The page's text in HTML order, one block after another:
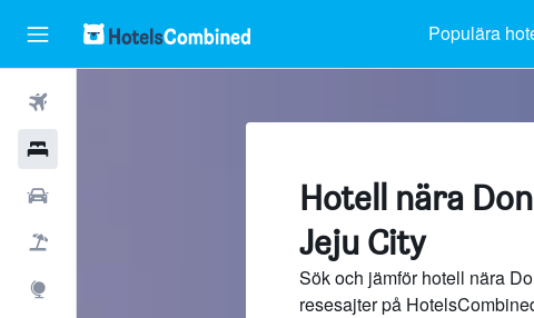
Populära
Hotell nära
Jeju City
Sök och jämför hotell nära
resesajter på